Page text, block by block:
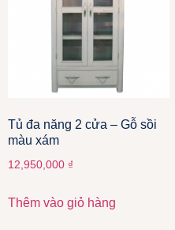
Tủ đa năng 2 cửa – Gỗ sồi
màu xám
12,950,000 ₫
Thêm vào giỏ hàng